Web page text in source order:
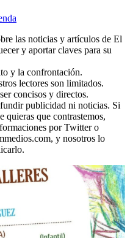
las noticias y artículos de El
y aportar claves para su
y la confrontación.
lectores son limitados.
concisos y directos.
publicidad ni noticias. Si
quieras que contrastemos,
por Twitter o
y nosotros lo